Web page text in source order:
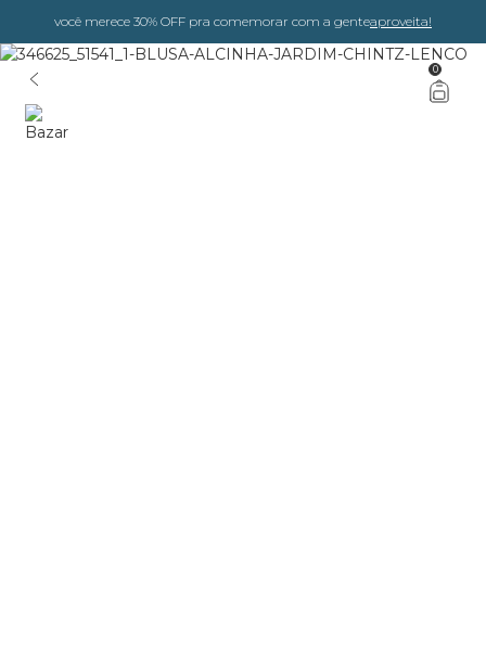
você merece 30% OFF pra comemorar com a genteaproveita!
0